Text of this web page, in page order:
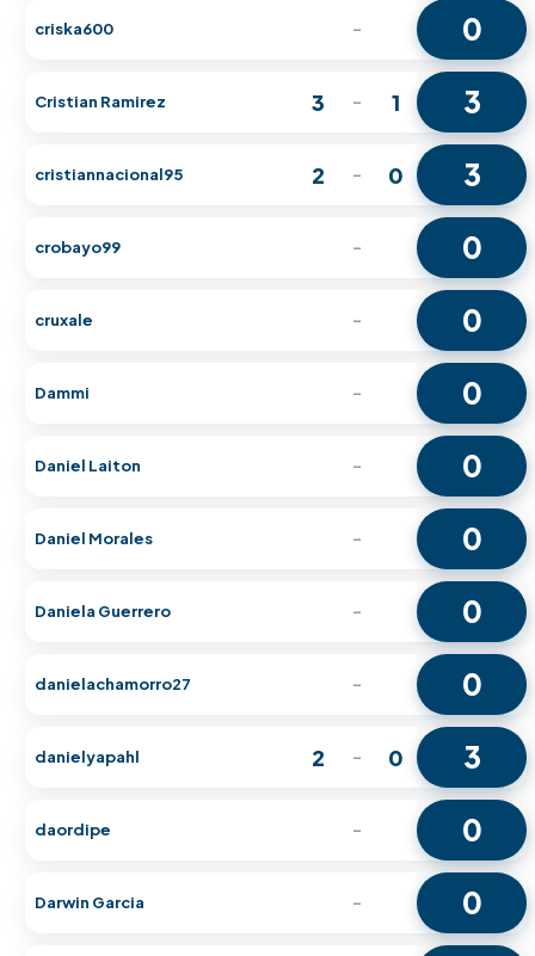
criska600 - 0
Cristian Ramirez 3 - 1 3
cristiannacional95 2 - 0 3
crobayo99 - 0
cruxale - 0
Dammi - 0
Daniel Laiton - 0
Daniel Morales - 0
Daniela Guerrero - 0
danielachamorro27 - 0
danielyapahl 2 - 0 3
daordipe - 0
Darwin Garcia - 0